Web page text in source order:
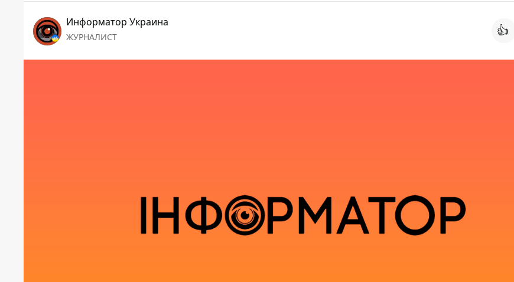
Информатор Украина
ЖУРНАЛИСТ 👍